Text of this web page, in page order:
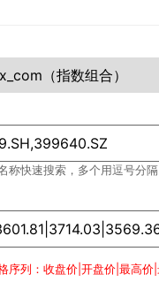
称快速搜索，多个用逗号分隔
序列：收盘价|开盘价|最高价